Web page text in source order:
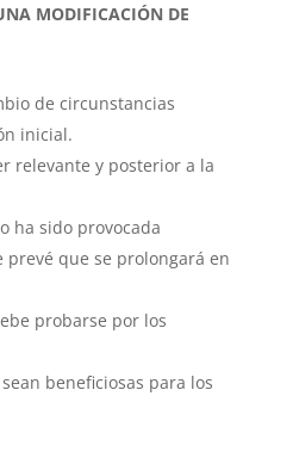
MODIFICACIÓN DE
de circunstancias
inicial.
relevante y posterior a la
ha sido provocada
que se prolongará en
probarse por los
beneficiosas para los